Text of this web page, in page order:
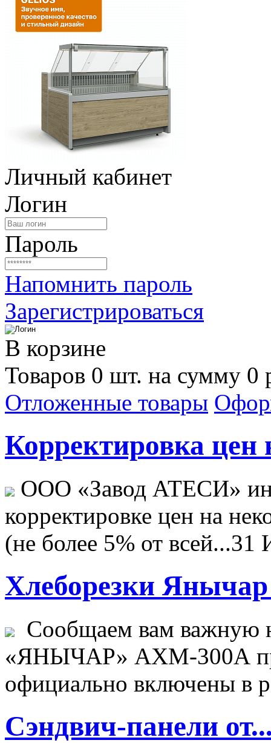
Личный кабинет
Логин
Пароль
Напомнить пароль
Зарегистрироваться
В корзине
Товаров 0 шт. на сумму 0
Отложенные товары
Корректировка цен
ООО «Завод АТЕСИ»
корректировке цен на
(не более 5% от всей...31
Хлеборезки Янычар
Сообщаем вам важную
«ЯНЫЧАР» АХМ-300А
официально включены в
Сэндвич-панели